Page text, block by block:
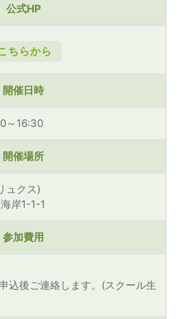
公式HP
ちらから
開催日時
～16:30
開催場所
ュクス)
岸1-1-1
参加費用
込後ご連絡します。(スクール生